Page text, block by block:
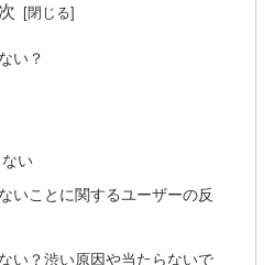
い？
い
いことに関するユーザーの反
い？渋い原因や当たらないで